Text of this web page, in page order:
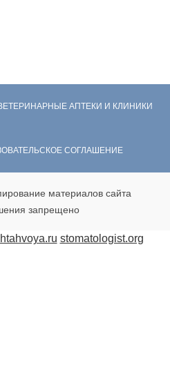
АПТЕКИ И КЛИНИКИ
СОГЛАШЕНИЕ
материалов сайта
запрещено
stomatologist.org